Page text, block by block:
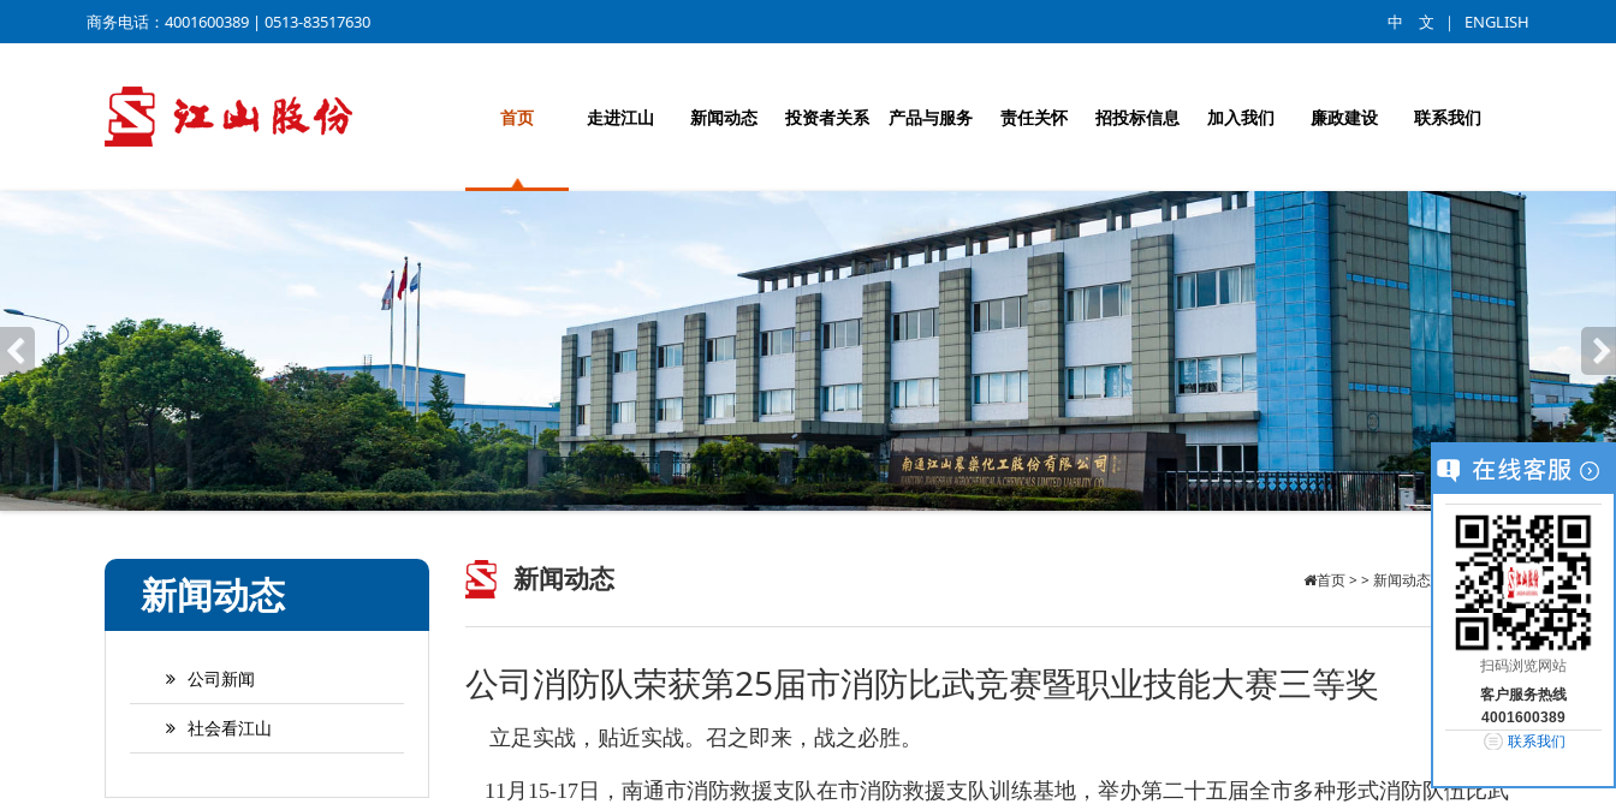
商务电话：4001600389 | 0513-83517630 中 文 ｜ ENGLISH
首页 走进江山 新闻动态 投资者关系 产品与服务 责任关怀 招投标信息 加入我们 廉政建设 联系我们
新闻动态
公司新闻
社会看江山
新闻动态 首页> >新闻动态 公司新闻
公司消防队荣获第25届市消防比武竞赛暨职业技能大赛三等奖
立足实战，贴近实战。召之即来，战之必胜。
11月15-17日，南通市消防救援支队在市消防救援支队训练基地，举办第二十五届全市多种形式消防队伍比武
扫码浏览网站
客户服务热线
4001600389
联系我们